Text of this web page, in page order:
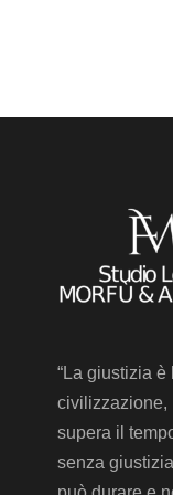
“La giustizia è
civilizzazione,
supera il
senza